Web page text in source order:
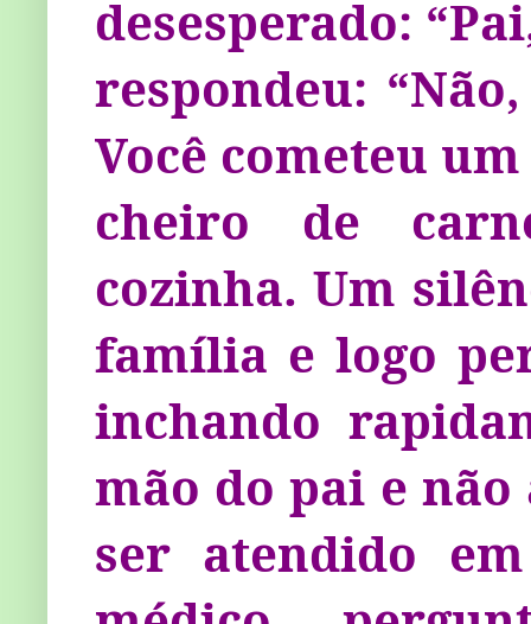
desesperado:
respondeu:
Você cometeu
cheiro de
cozinha. Um
família e logo
inchando
mão do pai e
ser atendido